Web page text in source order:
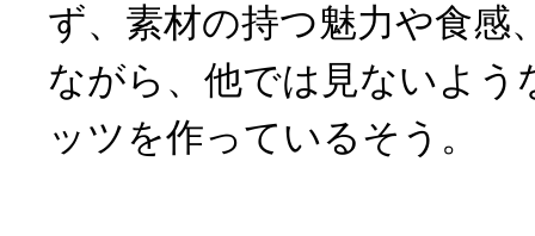
ず、素材の持つ魅力や食感
ながら、他では見ないよう
ッツを作っているそう。